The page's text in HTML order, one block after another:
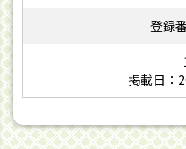
掲載日：